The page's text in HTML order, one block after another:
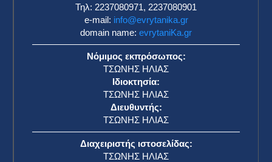
Τηλ: 2237080971, 2237080901
e-mail: info@evrytanika.gr
domain name: evrytaniKa.gr
Νόμιμος εκπρόσωπος:
ΤΣΩΝΗΣ ΗΛΙΑΣ
Ιδιοκτησία:
ΤΣΩΝΗΣ ΗΛΙΑΣ
Διευθυντής:
ΤΣΩΝΗΣ ΗΛΙΑΣ
Διαχειριστής ιστοσελίδας:
ΤΣΩΝΗΣ ΗΛΙΑΣ